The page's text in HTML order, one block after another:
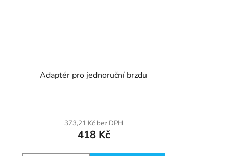
Adaptér pro jednoruční brzdu
373,21 Kč bez DPH
418 Kč